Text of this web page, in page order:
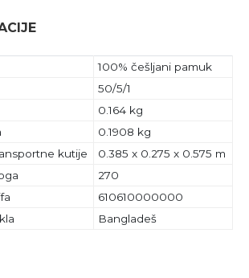
100% češljani pamuk
50/5/1
0.164 kg
0.1908 kg
kutije
0.385 x 0.275 x 0.575 m
270
610610000000
Bangladeš